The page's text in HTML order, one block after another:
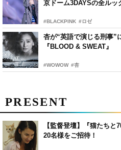
京ドーム3DAYSの全ルッ
#BLACKPINK #ロゼ
杏が“英語で演じる刑事
『BLOOD & SWEAT』
#WOWOW #杏
PRESENT
【監督登壇】『猫たちと
20名様をご招待！